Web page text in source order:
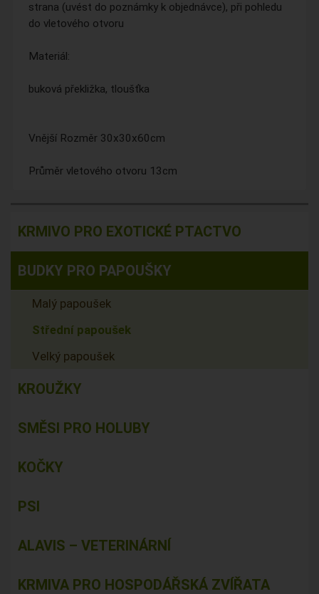
strana (uvést do poznámky k objednávce), při pohledu
do vletového otvoru
Materiál:
buková překližka, tloušťka
Vnější Rozměr 30x30x60cm
Průměr vletového otvoru 13cm
KRMIVO PRO EXOTICKÉ PTACTVO
BUDKY PRO PAPOUŠKY
Malý papoušek
Střední papoušek
Velký papoušek
KROUŽKY
SMĚSI PRO HOLUBY
KOČKY
PSI
ALAVIS – VETERINÁRNÍ
KRMIVA PRO HOSPODÁŘSKÁ ZVÍŘATA